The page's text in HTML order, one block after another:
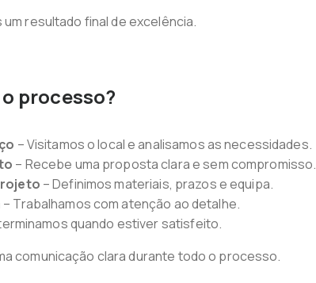
resultado final de excelência.
processo?
– Visitamos o local e analisamos as necessidades.
– Recebe uma proposta clara e sem compromisso.
– Definimos materiais, prazos e equipa.
– Trabalhamos com atenção ao detalhe.
quando estiver satisfeito.
comunicação clara durante todo o processo.